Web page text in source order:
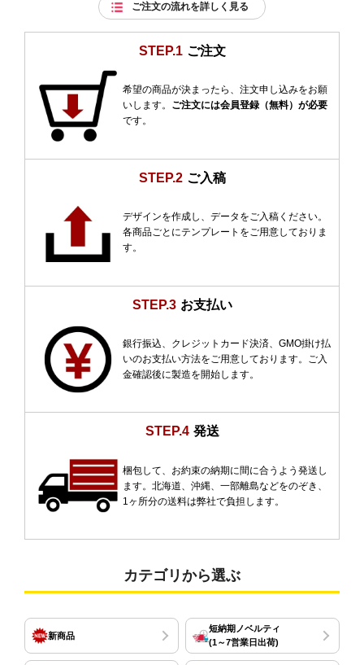
ご注文の流れを詳しく見る
STEP.1 ご注文
希望の商品が決まったら、注文申し込みをお願
いします。 ご注文には会員登録（無料）が必要
です。
STEP.2 ご入稿
デザインを作成し、データをご入稿ください。
各商品ごとにテンプレートをご用意しておりま
す。
STEP.3 お支払い
銀行振込、クレジットカード決済、GMO掛け払
いのお支払い方法をご用意しております。ご入
金確認後に製造を開始します。
STEP.4 発送
梱包して、お約束の納期に間に合うよう発送し
ます。北海道、沖縄、一部離島などをのぞき、
1ヶ所分の送料は弊社で負担します。
カテゴリから選ぶ
新商品
短納期ノベルティ
(1～7営業日出荷)